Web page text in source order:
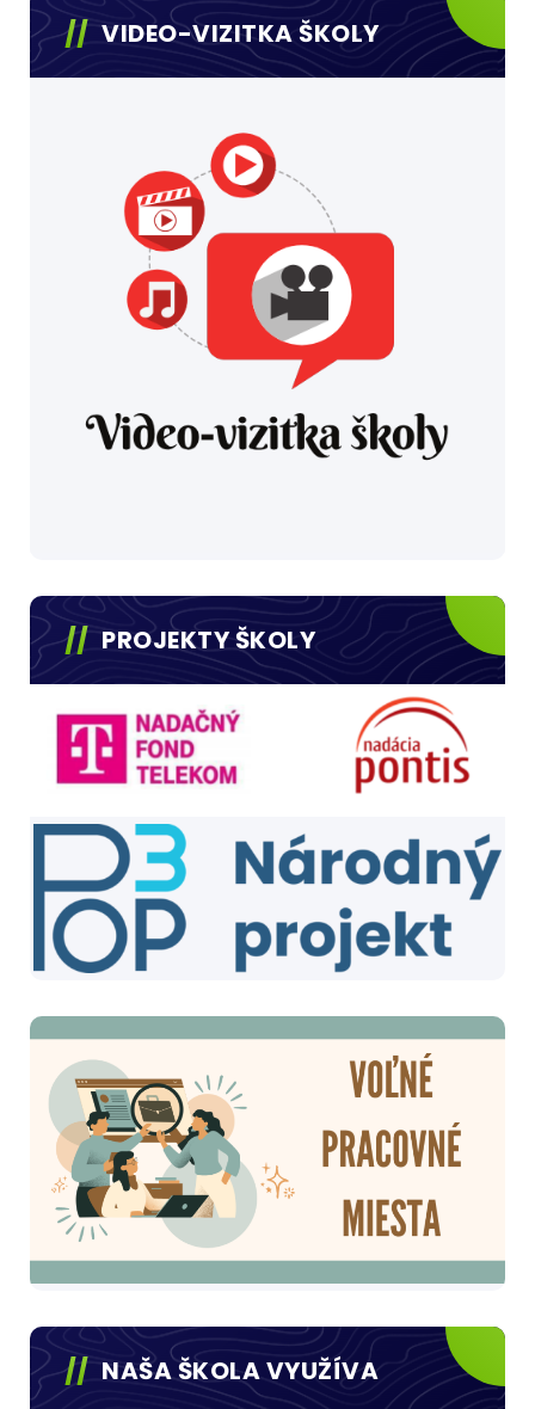
VIDEO-VIZITKA ŠKOLY
PROJEKTY ŠKOLY
NAŠA ŠKOLA VYUŽÍVA